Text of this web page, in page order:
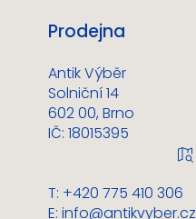
Prodejna
Antik Výběr
Solniční 14
602 00, Brno
IČ: 18015395
T: +420 775 410 306
E: info@antikvyber.cz